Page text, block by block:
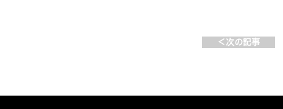
＜次の記事